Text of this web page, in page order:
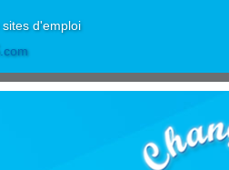
d'emploi
.com